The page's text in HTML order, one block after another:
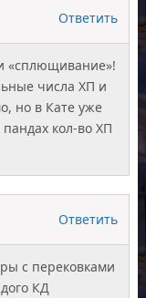
Ответить
«сплющивание»!
числа ХП и
но в Кате уже
кол-во ХП
Ответить
с перековками
КД